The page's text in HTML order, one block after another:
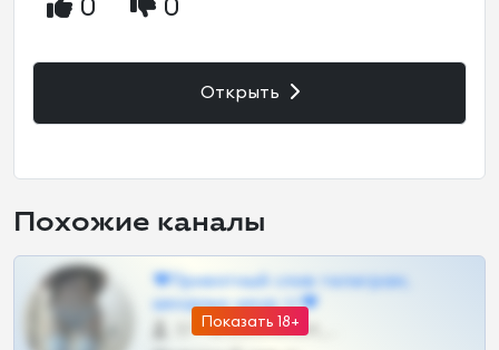
0 0
Открыть
Похожие каналы
Показать 18+
❤Приватный слив телеграм,
шкодных шкур тг❤
57 •